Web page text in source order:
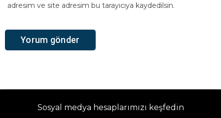
adresim ve site adresim bu tarayıcıya kaydedilsin.
Sosyal medya hesaplarımızı keşfedin